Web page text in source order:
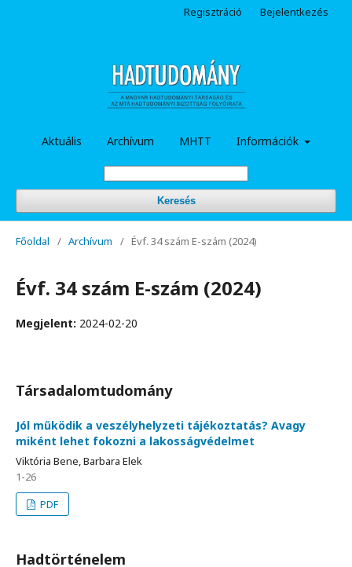
Aktuális Archívum MHTT Információk
Keresés
Regisztráció Bejelentkezés
Főoldal / Archívum / Évf. 34 szám E-szám (2024)
Évf. 34 szám E-szám (2024)
Megjelent: 2024-02-20
Társadalomtudomány
Jól működik a veszélyhelyzeti tájékoztatás? Avagy
miként lehet fokozni a lakosságvédelmet
Viktória Bene, Barbara Elek
1-26
PDF
Hadtörténelem